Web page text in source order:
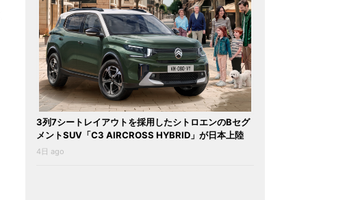
3列7シートレイアウトを採用したシトロエンのBセグ
メントSUV「C3 AIRCROSS HYBRID」が日本上陸
4日 ago